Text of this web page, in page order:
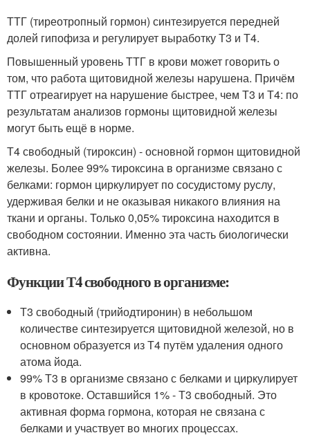
ТТГ (тиреотропный гормон) синтезируется передней
долей гипофиза и регулирует выработку Т3 и Т4.
Повышенный уровень ТТГ в крови может говорить о
том, что работа щитовидной железы нарушена. Причём
ТТГ отреагирует на нарушение быстрее, чем Т3 и Т4: по
результатам анализов гормоны щитовидной железы
могут быть ещё в норме.
Т4 свободный (тироксин) - основной гормон щитовидной
железы. Более 99% тироксина в организме связано с
белками: гормон циркулирует по сосудистому руслу,
удерживая белки и не оказывая никакого влияния на
ткани и органы. Только 0,05% тироксина находится в
свободном состоянии. Именно эта часть биологически
активна.
Функции Т4 свободного в организме:
Т3 свободный (трийодтиронин) в небольшом
количестве синтезируется щитовидной железой, но в
основном образуется из Т4 путём удаления одного
атома йода.
99% Т3 в организме связано с белками и циркулирует
в кровотоке. Оставшийся 1% - Т3 свободный. Это
активная форма гормона, которая не связана с
белками и участвует во многих процессах.